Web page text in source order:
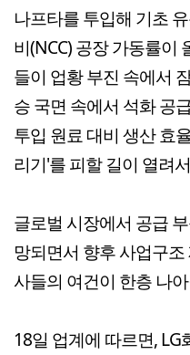
나프타를 투입해 기초
비(NCC) 공장 가동률이
들이 업황 부진 속에서
승 국면 속에서 석화 공
투입 원료 대비 생산 효
리기'를 피할 길이 열려
글로벌 시장에서 공급
망되면서 향후 사업구
사들의 여건이 한층 나
18일 업계에 따르면,